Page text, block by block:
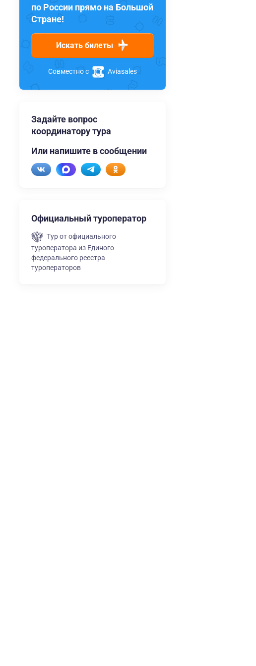
по России прямо на Большой
Стране!
Искать билеты
Совместно с Aviasales
Задайте вопрос
координатору тура
Или напишите в сообщении
Официальный туроператор
Тур от официального
туроператора из Единого
федерального реестра
туроператоров